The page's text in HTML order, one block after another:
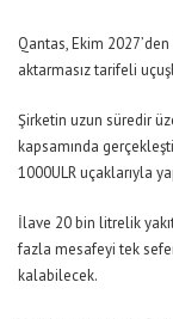
Qantas, Ekim
aktarmasız tarifeli
Şirketin uzun süredir
kapsamında
1000ULR uçaklarıyla
İlave 20 bin litrelik
fazla mesafeyi tek
kalabilecek.